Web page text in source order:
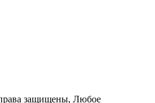
защищены, Любое